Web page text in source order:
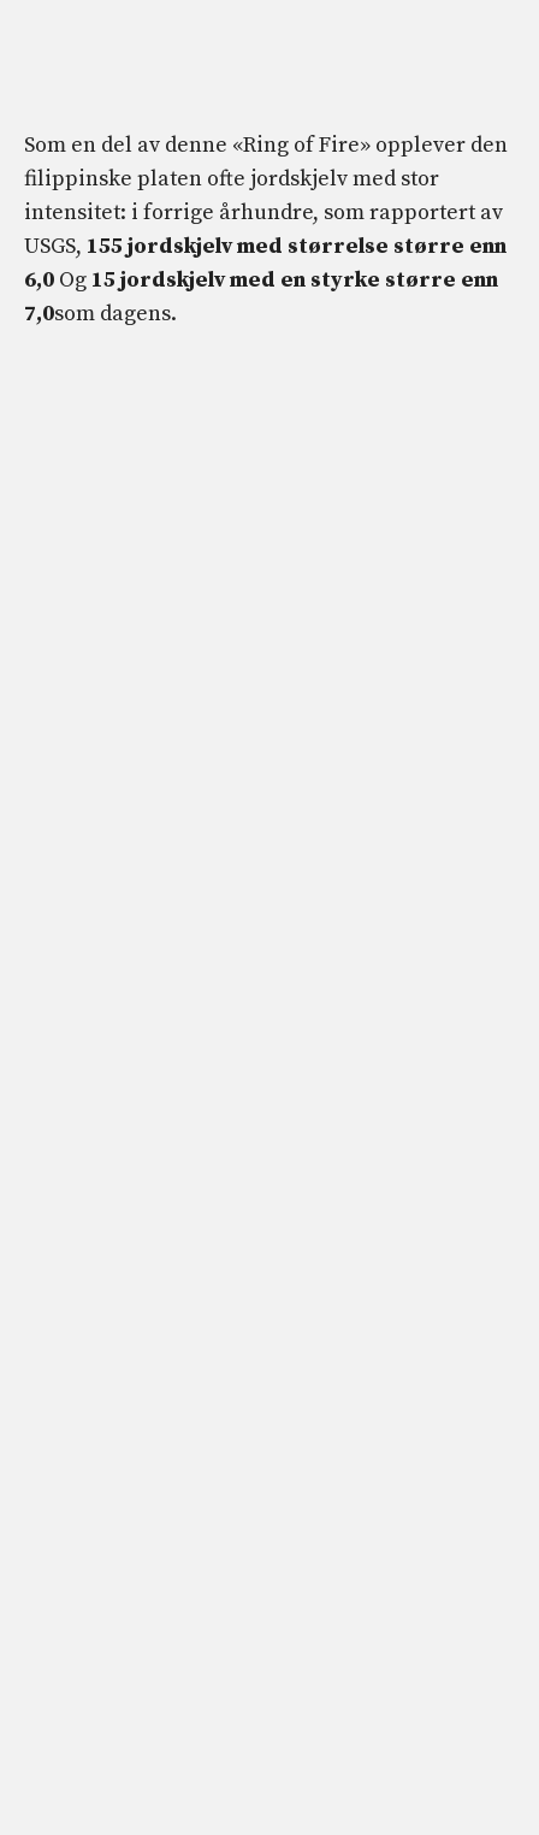
Som en del av denne «Ring of Fire» opplever den
filippinske platen ofte jordskjelv med stor
intensitet: i forrige århundre, som rapportert av
USGS, 155 jordskjelv med størrelse større enn
6,0 Og 15 jordskjelv med en styrke større enn
7,0som dagens.